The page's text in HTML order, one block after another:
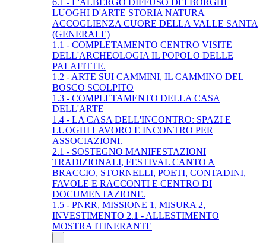
LUOGHI D'ARTE STORIA NATURA
ACCOGLIENZA CUORE DELLA VALLE SANTA
(GENERALE)
1.1 - COMPLETAMENTO CENTRO VISITE
DELL'ARCHEOLOGIA IL POPOLO DELLE
PALAFITTE.
1.2 - ARTE SUI CAMMINI, IL CAMMINO DEL
BOSCO SCOLPITO
1.3 - COMPLETAMENTO DELLA CASA
DELL'ARTE
1.4 - LA CASA DELL'INCONTRO: SPAZI E
LUOGHI LAVORO E INCONTRO PER
ASSOCIAZIONI.
2.1 - SOSTEGNO MANIFESTAZIONI
TRADIZIONALI, FESTIVAL CANTO A
BRACCIO, STORNELLI, POETI, CONTADINI,
FAVOLE E RACCONTI E CENTRO DI
DOCUMENTAZIONE.
1.5 - PNRR, MISSIONE 1, MISURA 2,
INVESTIMENTO 2.1 - ALLESTIMENTO
MOSTRA ITINERANTE